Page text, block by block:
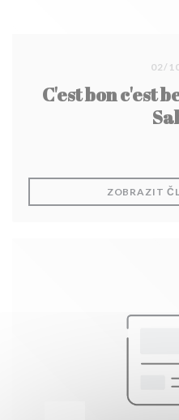
02/
C'est bon c'est
ZOBRAZIT